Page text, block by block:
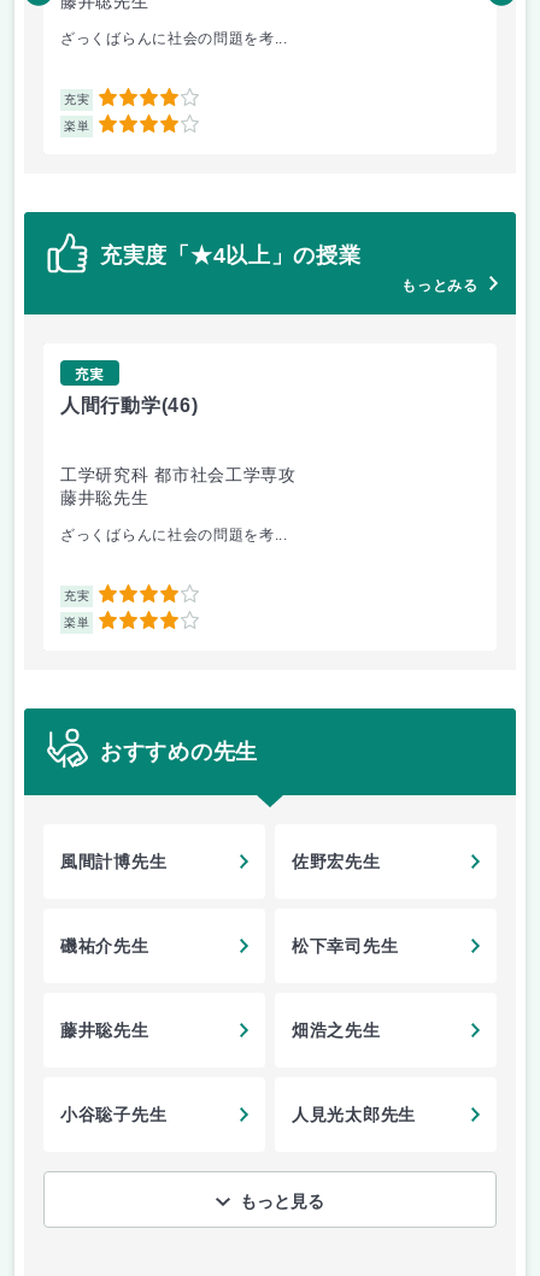
ざっくばらんに社会の問題を考...
充実 4
楽単 4
充実度「★4以上」の授業
もっとみる
充実
人間行動学(46)
工学研究科 都市社会工学専攻
藤井聡先生
ざっくばらんに社会の問題を考...
充実 4
楽単 4
おすすめの先生
風間計博先生 佐野宏先生
磯祐介先生 松下幸司先生
藤井聡先生 畑浩之先生
小谷聡子先生 人見光太郎先生
もっと見る